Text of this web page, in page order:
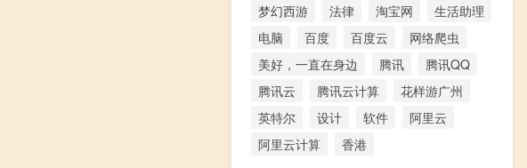
梦幻西游
法律 淘宝网
生活助理
电脑
百度 百度云
网络爬虫
美好，一直在身边
腾讯
腾讯QQ
腾讯云
腾讯云计算
花样游广州
英特尔
设计 软件
阿里云
阿里云计算
香港